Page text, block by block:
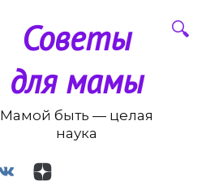
Советы
для мамы
Мамой быть — целая
наука